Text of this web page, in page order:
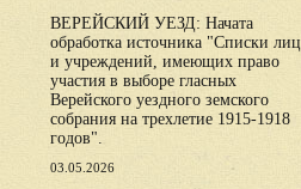
ВЕРЕЙСКИЙ УЕЗД: Начата
обработка источника "Списки лиц
и учреждений, имеющих право
участия в выборе гласных
Верейского уездного земского
собрания на трехлетие 1915-1918
годов".
03.05.2026